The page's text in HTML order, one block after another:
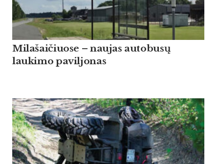
Milašaičiuose – naujas autobusų
laukimo paviljonas